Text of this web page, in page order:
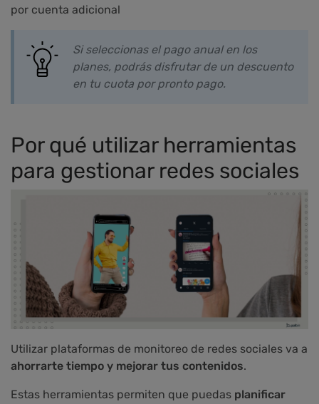
por cuenta adicional
Si seleccionas el pago anual en los
planes, podrás disfrutar de un descuento
en tu cuota por pronto pago.
Por qué utilizar herramientas
para gestionar redes sociales
Utilizar plataformas de monitoreo de redes sociales va a
ahorrarte tiempo y mejorar tus contenidos.
Estas herramientas permiten que puedas planificar